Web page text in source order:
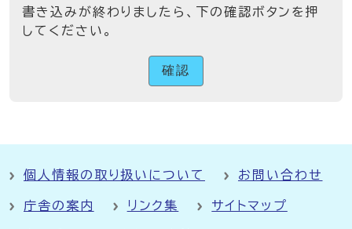
書き込みが終わりましたら、下の確認ボタンを押
してください。
確認
個人情報の取り扱いについて お問い合わせ
庁舎の案内 リンク集 サイトマップ